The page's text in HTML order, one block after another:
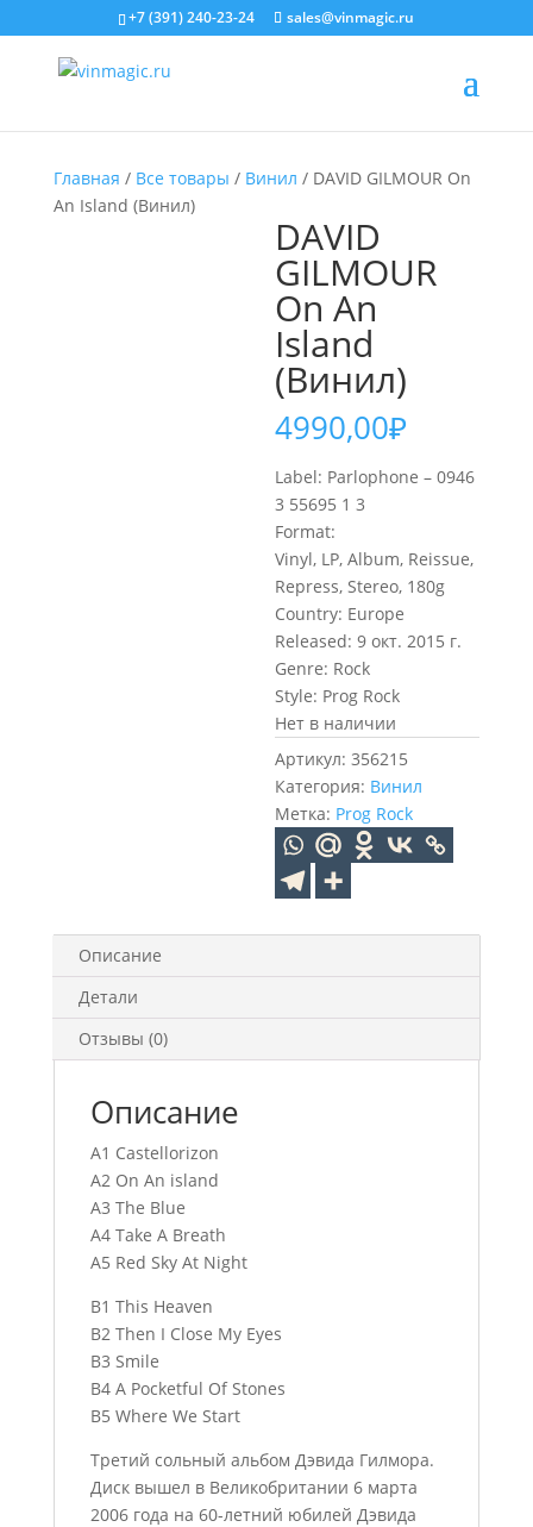
+7 (391) 240-23-24 sales@vinmagic.ru
Главная / Все товары / Винил / DAVID GILMOUR On
An Island (Винил)
DAVID
GILMOUR
On An
Island
(Винил)
4990,00₽
Label: Parlophone – 0946
3 55695 1 3
Format:
Vinyl, LP, Album, Reissue,
Repress, Stereo, 180g
Country: Europe
Released: 9 окт. 2015 г.
Genre: Rock
Style: Prog Rock
Нет в наличии
Артикул:356215
Категория: Винил
Метка: Prog Rock
Описание
Детали
Отзывы (0)
Описание
A1 Castellorizon
A2 On An island
A3 The Blue
A4 Take A Breath
A5 Red Sky At Night
B1 This Heaven
B2 Then I Close My Eyes
B3 Smile
B4 A Pocketful Of Stones
B5 Where We Start
Третий сольный альбом Дэвида Гилмора.
Диск вышел в Великобритании 6 марта
2006 года на 60-летний юбилей Дэвида